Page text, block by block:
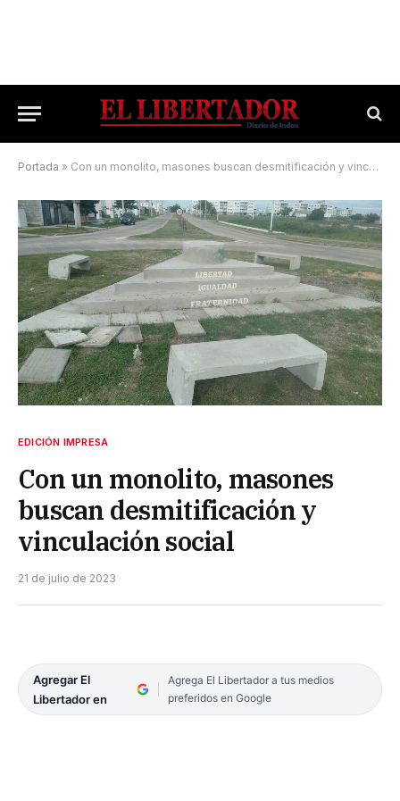
Portada » Con un monolito, masones buscan desmitificación y vinculación social
EDICIÓN IMPRESA
Con un monolito, masones
buscan desmitificación y
vinculación social
21 de julio de 2023
Agregar El
Libertador en
Agrega El Libertador a tus medios
preferidos en Google